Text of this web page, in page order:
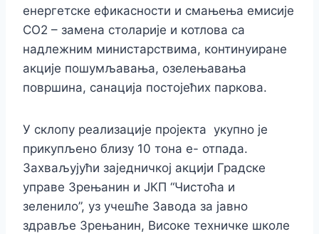
енергетске ефикасности и смањења емисије
CО2 – замена столарије и котлова са
надлежним министарствима, континуиране
акције пошумљавања, озелењавања
површина, санација постојећих паркова.
У склопу реализације пројекта укупно је
прикупљено близу 10 тона е- отпада.
Захваљујући заједничкој акцији Градске
управе Зрењанин и ЈКП “Чистоћа и
зеленило”, уз учешће Завода за јавно
здравље Зрењанин, Високе техничке школе